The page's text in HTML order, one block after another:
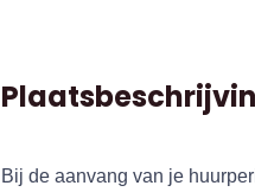
Bij de aanvang van je